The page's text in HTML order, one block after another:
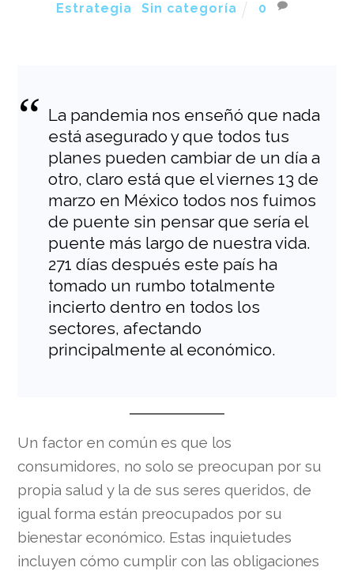
Estrategia
Sin categoría 0
La pandemia nos enseñó que nada
está asegurado y que todos tus
planes pueden cambiar de un día a
otro, claro está que el viernes 13 de
marzo en México todos nos fuimos
de puente sin pensar que sería el
puente más largo de nuestra vida.
271 días después este país ha
tomado un rumbo totalmente
incierto dentro en todos los
sectores, afectando
principalmente al económico.
Un factor en común es que los
consumidores, no solo se preocupan por su
propia salud y la de sus seres queridos, de
igual forma están preocupados por su
bienestar económico. Estas inquietudes
incluyen cómo cumplir con las obligaciones